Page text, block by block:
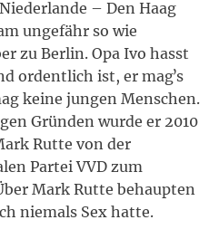
– Den Haag
ungefähr so wie
zu Berlin. Opa Ivo hasst
ordentlich ist, er magʼs
keine jungen Menschen.
Gründen wurde er 2010
Rutte von der
Partei VVD zum
Mark Rutte behaupten
niemals Sex hatte.